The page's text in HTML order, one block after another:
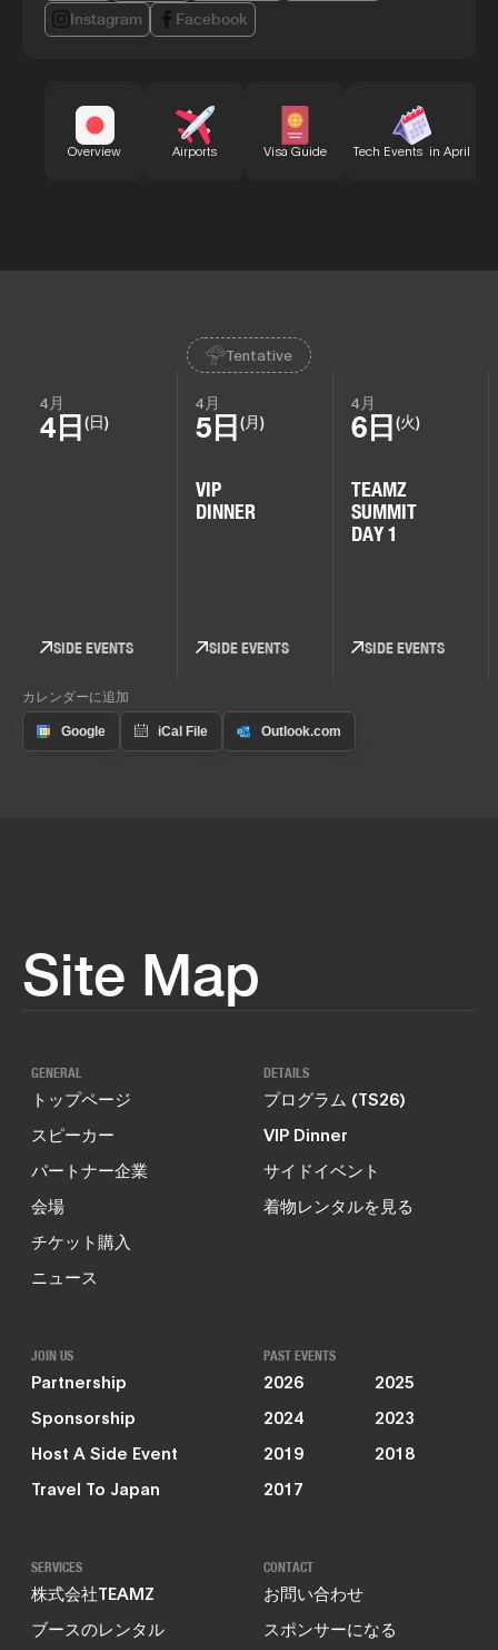
Instagram Facebook
Overview Airports Visa Guide Tech Events in April
Tentative
4月
4日 (日)
SIDE EVENTS
4月
5日 (月)
VIP
DINNER
SIDE EVENTS
4月
6日 (火)
TEAMZ
SUMMIT
DAY 1
SIDE EVENTS
カレンダーに追加
Site Map
GENERAL
トップページ
スピーカー
パートナー企業
会場
チケット購入
ニュース
DETAILS
プログラム (TS26)
VIP Dinner
サイドイベント
着物レンタルを見る
JOIN US
Partnership
Sponsorship
Host A Side Event
Travel To Japan
PAST EVENTS
2026
2025
2024
2023
2019
2018
2017
SERVICES
株式会社TEAMZ
ブースのレンタル
CONTACT
お問い合わせ
スポンサーになる